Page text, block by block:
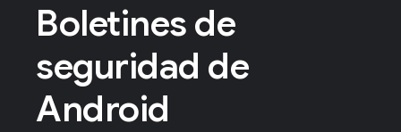
Boletines de
seguridad de
Android